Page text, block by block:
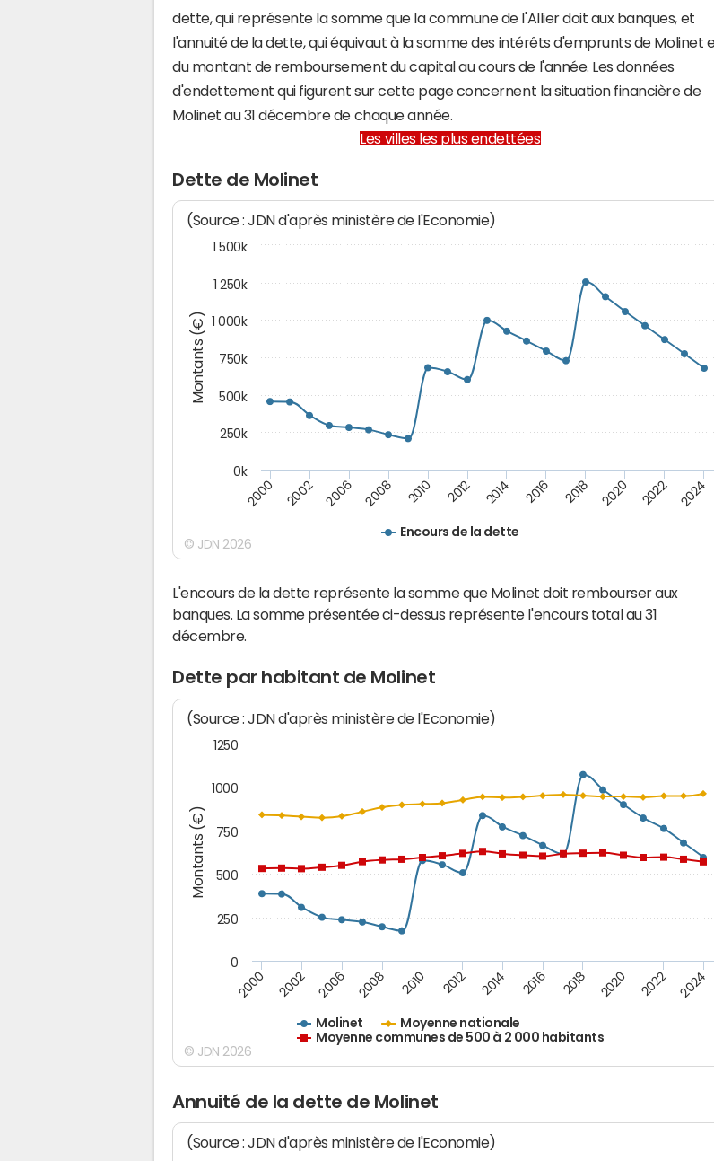
dette, qui représente la somme que la commune de l'Allier doit aux banques, et
l'annuité de la dette, qui équivaut à la somme des intérêts d'emprunts de Molinet
du montant de remboursement du capital au cours de l'année. Les données
d'endettement qui figurent sur cette page concernent la situation financière de
Molinet au 31 décembre de chaque année.
Les villes les plus endettées
Dette de Molinet
Montants (€)
(Source : JDN d'après ministère de l'Economie)
Encours de la dette
2000 2002 2006 2008 2010 2012 2014 2016 2018 2020 2022 2024
0k
250k
500k
750k
1 000k
1 250k
1 500k
© JDN 2026
L'encours de la dette représente la somme que Molinet doit rembourser aux
banques. La somme présentée ci-dessus représente l'encours total au 31
décembre.
Dette par habitant de Molinet
Montants (€)
(Source : JDN d'après ministère de l'Economie)
Molinet
Moyenne nationale
Moyenne communes de 500 à 2 000 habitants
2000 2002 2006 2008 2010 2012 2014 2016 2018 2020 2022 2024
0
250
500
750
1000
1250
© JDN 2026
Annuité de la dette de Molinet
(Source : JDN d'après ministère de l'Economie)